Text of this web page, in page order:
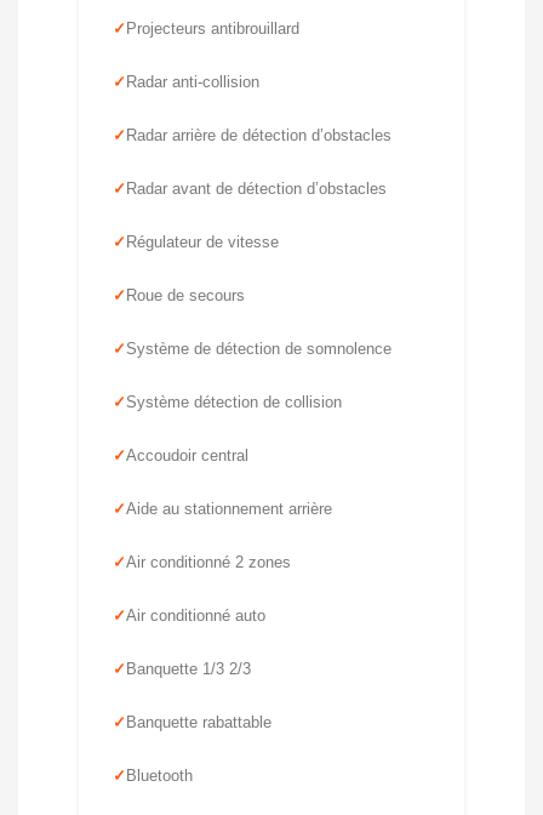
Projecteurs antibrouillard
Radar anti-collision
Radar arrière de détection d’obstacles
Radar avant de détection d’obstacles
Régulateur de vitesse
Roue de secours
Système de détection de somnolence
Système détection de collision
Accoudoir central
Aide au stationnement arrière
Air conditionné 2 zones
Air conditionné auto
Banquette 1/3 2/3
Banquette rabattable
Bluetooth